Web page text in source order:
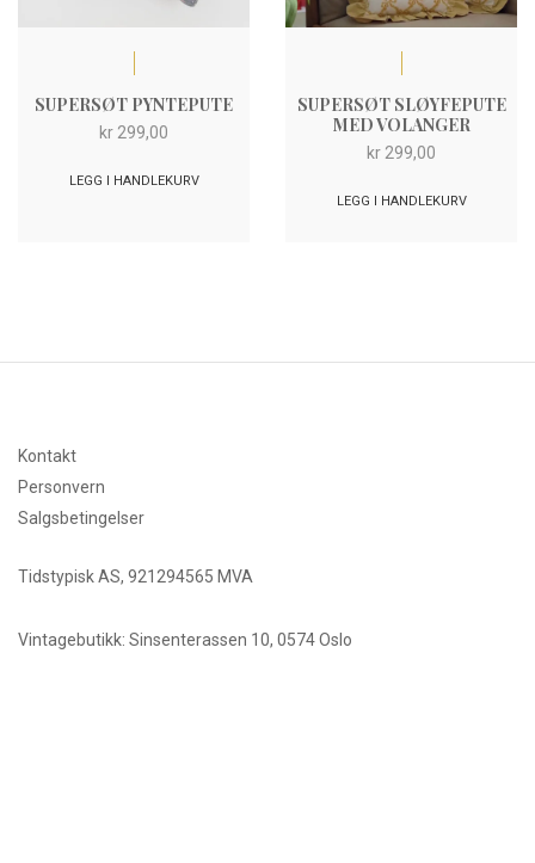
SUPERSØT PYNTEPUTE
kr 299,00
LEGG I HANDLEKURV
SUPERSØT SLØYFEPUTE
MED VOLANGER
kr 299,00
LEGG I HANDLEKURV
Kontakt
Personvern
Salgsbetingelser
Tidstypisk AS, 921294565 MVA
Vintagebutikk: Sinsenterassen 10, 0574 Oslo